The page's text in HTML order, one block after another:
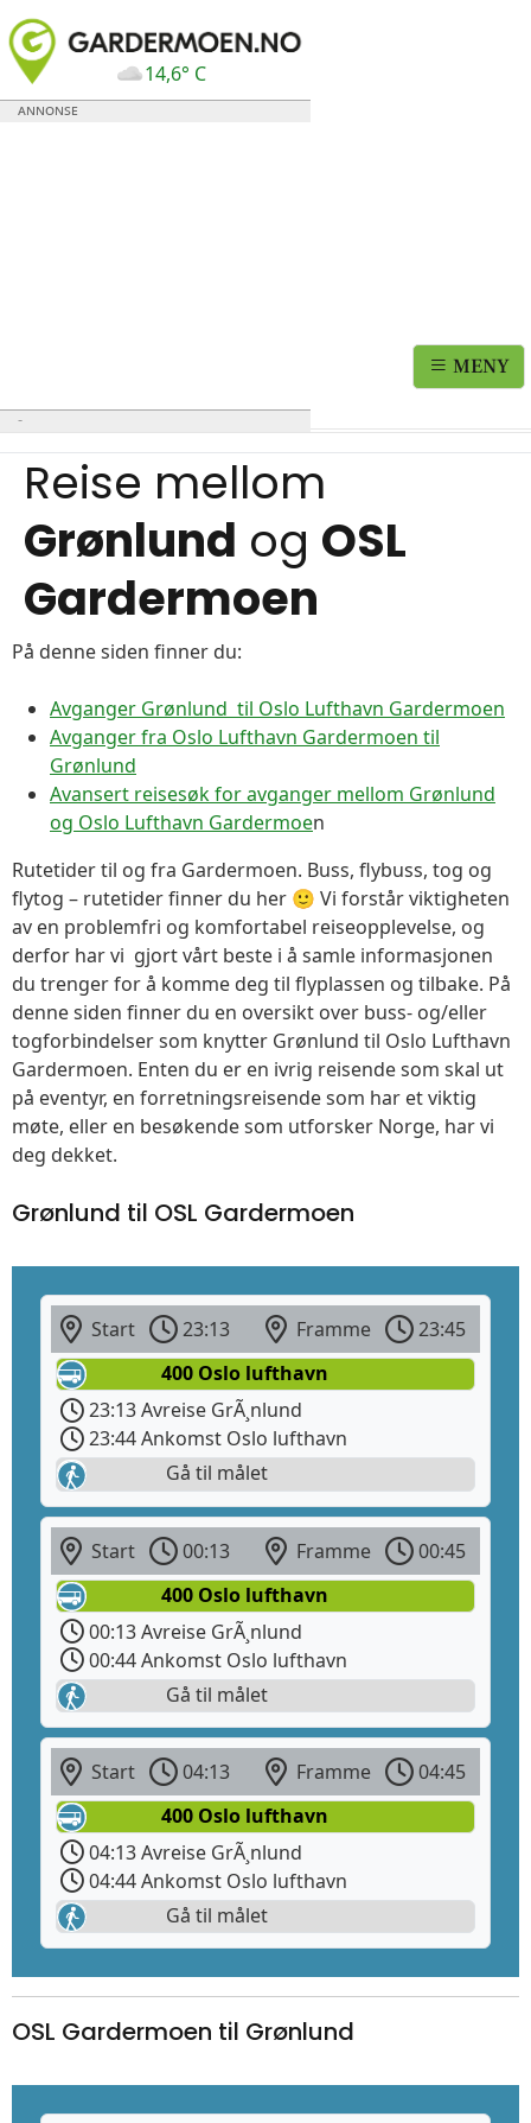
14,6° C
MENY
Reise mellom
Grønlund og OSL
Gardermoen
På denne siden finner du:
Avganger Grønlund til Oslo Lufthavn Gardermoen
Avganger fra Oslo Lufthavn Gardermoen til
Grønlund
Avansert reisesøk for avganger mellom Grønlund
og Oslo Lufthavn Gardermoen
Rutetider til og fra Gardermoen. Buss, flybuss, tog og
flytog – rutetider finner du her 🙂 Vi forstår viktigheten
av en problemfri og komfortabel reiseopplevelse, og
derfor har vi gjort vårt beste i å samle informasjonen
du trenger for å komme deg til flyplassen og tilbake. På
denne siden finner du en oversikt over buss- og/eller
togforbindelser som knytter Grønlund til Oslo Lufthavn
Gardermoen. Enten du er en ivrig reisende som skal ut
på eventyr, en forretningsreisende som har et viktig
møte, eller en besøkende som utforsker Norge, har vi
deg dekket.
Grønlund til OSL Gardermoen
Start 23:13 Framme
23:45
400 Oslo lufthavn
23:13 Avreise GrÃ¸nlund
23:44 Ankomst Oslo lufthavn
Gå til målet
Start 00:13 Framme
00:45
400 Oslo lufthavn
00:13 Avreise GrÃ¸nlund
00:44 Ankomst Oslo lufthavn
Gå til målet
Start 04:13 Framme
04:45
400 Oslo lufthavn
04:13 Avreise GrÃ¸nlund
04:44 Ankomst Oslo lufthavn
Gå til målet
OSL Gardermoen til Grønlund